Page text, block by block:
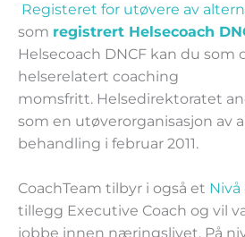
Registeret for utøvere av
som registrert Helsecoach
Helsecoach DNCF kan du som
helserelatert coaching
momsfritt. Helsedirektoratet
som en utøverorganisasjon av
behandling i februar 2011.
CoachTeam tilbyr i også et Nivå
tillegg Executive Coach og vil
jobbe innen næringslivet. På